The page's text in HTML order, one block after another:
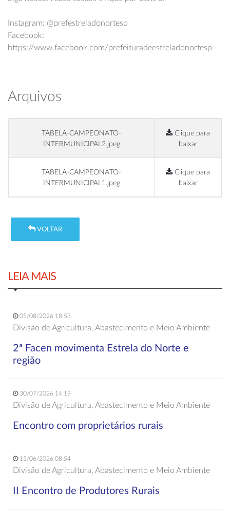
Instagram: @prefestreladonortesp
Facebook:
https://www.facebook.com/prefeituradeestreladonortesp
Arquivos
TABELA-CAMPEONATO-
INTERMUNICIPAL2.jpeg
Clique para
baixar
TABELA-CAMPEONATO-
INTERMUNICIPAL1.jpeg
Clique para
baixar
VOLTAR
LEIA MAIS
05/08/2026 18:53
Divisão de Agricultura, Abastecimento e Meio Ambiente
2ª Facen movimenta Estrela do Norte e
região
30/07/2026 14:19
Divisão de Agricultura, Abastecimento e Meio Ambiente
Encontro com proprietários rurais
15/06/2026 08:54
Divisão de Agricultura, Abastecimento e Meio Ambiente
II Encontro de Produtores Rurais